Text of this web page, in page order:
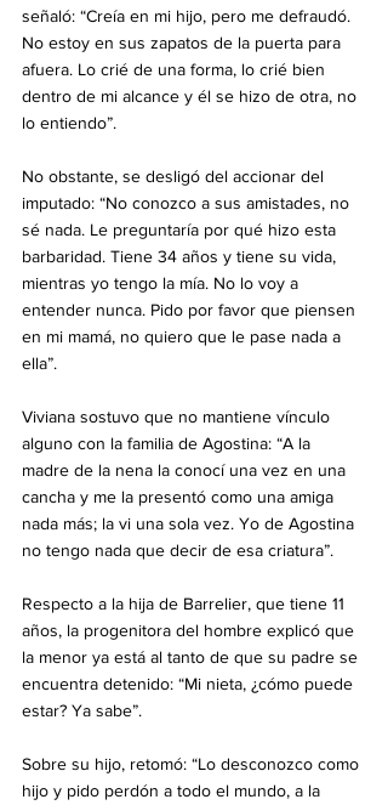
señaló: “Creía en mi hijo, pero me defraudó.
No estoy en sus zapatos de la puerta para
afuera. Lo crié de una forma, lo crié bien
dentro de mi alcance y él se hizo de otra, no
lo entiendo”.
No obstante, se desligó del accionar del
imputado: “No conozco a sus amistades, no
sé nada. Le preguntaría por qué hizo esta
barbaridad. Tiene 34 años y tiene su vida,
mientras yo tengo la mía. No lo voy a
entender nunca. Pido por favor que piensen
en mi mamá, no quiero que le pase nada a
ella”.
Viviana sostuvo que no mantiene vínculo
alguno con la familia de Agostina: “A la
madre de la nena la conocí una vez en una
cancha y me la presentó como una amiga
nada más; la vi una sola vez. Yo de Agostina
no tengo nada que decir de esa criatura”.
Respecto a la hija de Barrelier, que tiene 11
años, la progenitora del hombre explicó que
la menor ya está al tanto de que su padre se
encuentra detenido: “Mi nieta, ¿cómo puede
estar? Ya sabe”.
Sobre su hijo, retomó: “Lo desconozco como
hijo y pido perdón a todo el mundo, a la